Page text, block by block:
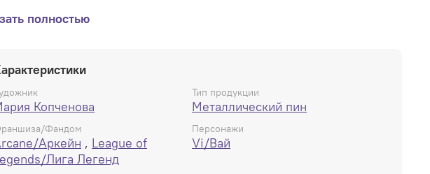
полностью
Копченова
Тип продукции
Металлический пин
Фандом
Аркейн , League of
Лига Легенд
Персонажи
Vi/Вай